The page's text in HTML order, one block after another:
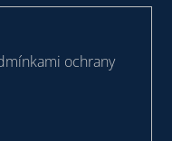
ochrany